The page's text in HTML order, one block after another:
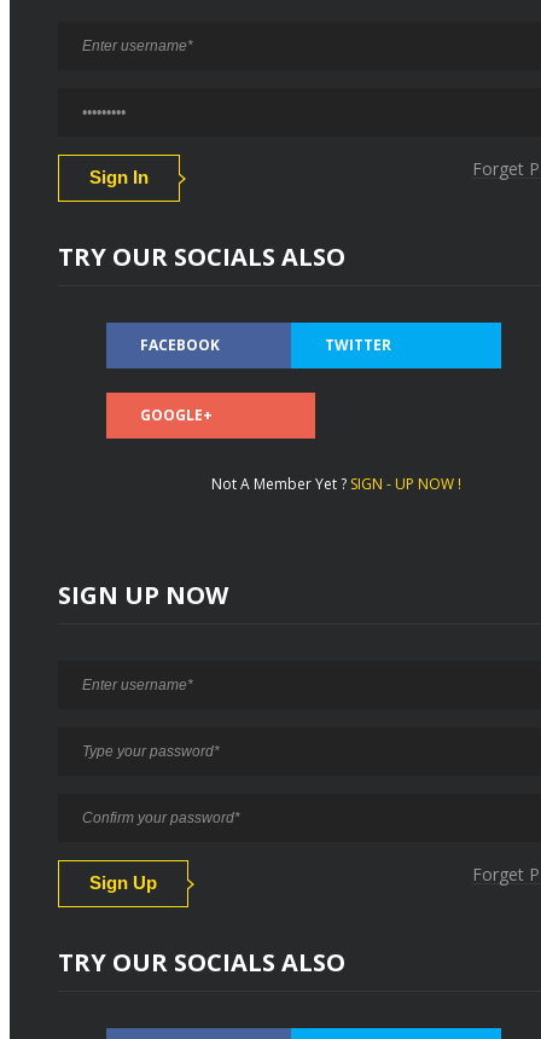
Forget
TRY OUR SOCIALS ALSO
FACEBOOK TWITTER
GOOGLE+
Not A Member Yet ? SIGN - UP NOW !
SIGN UP NOW
Forget
TRY OUR SOCIALS ALSO